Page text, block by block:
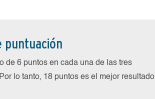
puntuación
de 6 puntos en cada una de las tres
lo tanto, 18 puntos es el mejor resultado